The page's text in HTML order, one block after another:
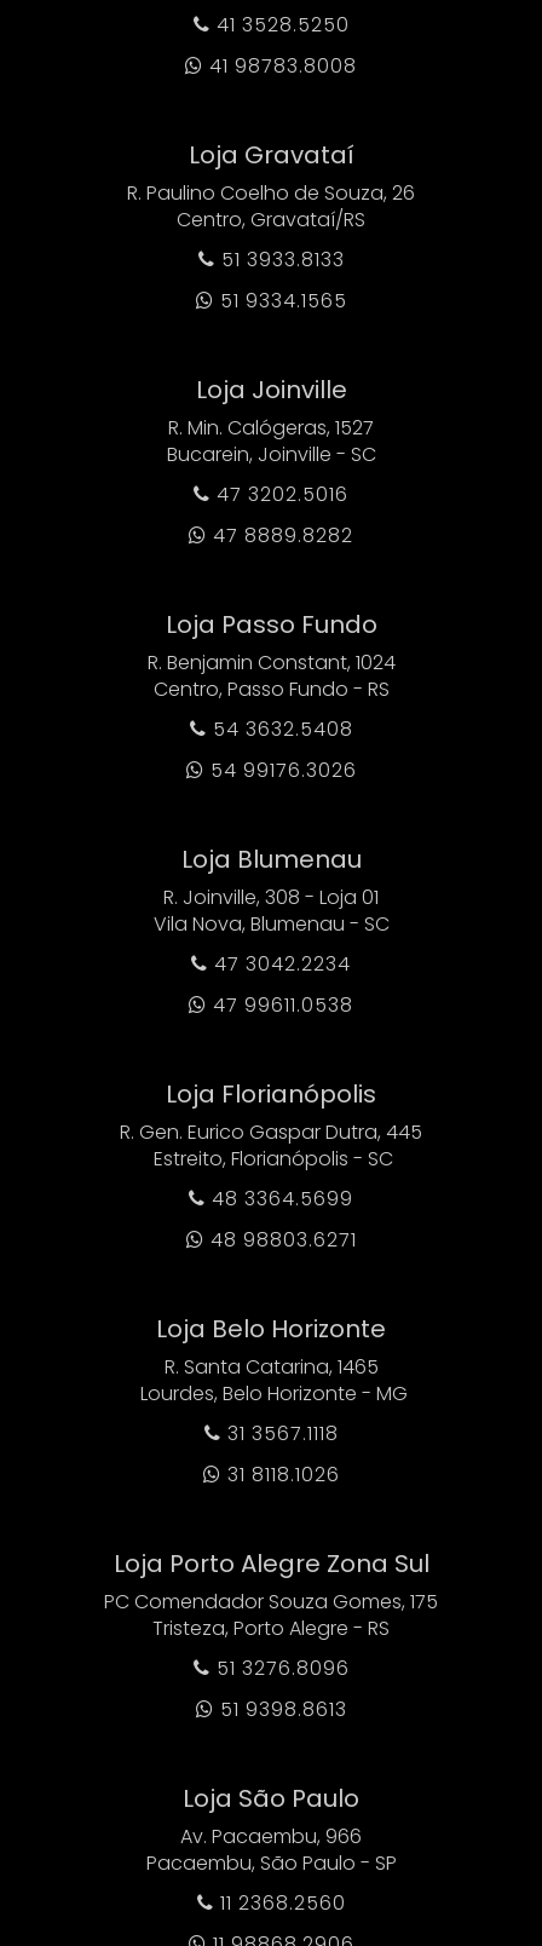
 41 3528.5250
 41 98783.8008
Loja Gravataí
R. Paulino Coelho de Souza, 26
Centro, Gravataí/RS
 51 3933.8133
 51 9334.1565
Loja Joinville
R. Min. Calógeras, 1527
Bucarein, Joinville - SC
 47 3202.5016
 47 8889.8282
Loja Passo Fundo
R. Benjamin Constant, 1024
Centro, Passo Fundo - RS
 54 3632.5408
 54 99176.3026
Loja Blumenau
R. Joinville, 308 - Loja 01
Vila Nova, Blumenau - SC
 47 3042.2234
 47 99611.0538
Loja Florianópolis
R. Gen. Eurico Gaspar Dutra, 445
Estreito, Florianópolis - SC
 48 3364.5699
 48 98803.6271
Loja Belo Horizonte
R. Santa Catarina, 1465
Lourdes, Belo Horizonte - MG
 31 3567.1118
 31 8118.1026
Loja Porto Alegre Zona Sul
PC Comendador Souza Gomes, 175
Tristeza, Porto Alegre - RS
 51 3276.8096
 51 9398.8613
Loja São Paulo
Av. Pacaembu, 966
Pacaembu, São Paulo - SP
 11 2368.2560